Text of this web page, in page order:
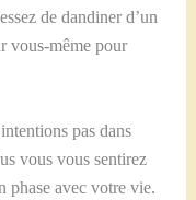
de dandiner d’un
vous-même pour
pas dans
vous vous sentirez
phase avec votre vie.